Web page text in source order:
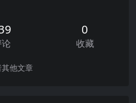
0
收藏
他文章